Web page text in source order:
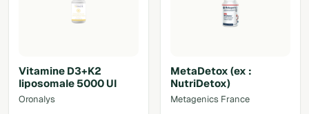
Vitamine D3+K2
liposomale 5000 UI
Oronalys
MetaDetox (ex :
NutriDetox)
Metagenics France